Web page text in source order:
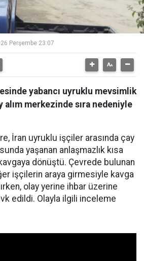
Perşembe 23:07
yabancı uyruklu mevsimlik
alım merkezinde sıra nedeniyle
İran uyruklu işçiler arasında çay
yaşanan anlaşmazlık kısa
dönüştü. Çevrede bulunan
işçilerin araya girmesiyle kavga
olay yerine ihbar üzerine
edildi. Olayla ilgili inceleme